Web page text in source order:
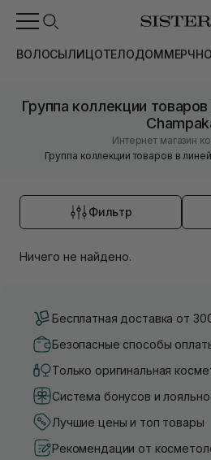
ВОЛОСЫЛИЦОТЕЛОДОММЕРЧ
Группа коллекции
Интернет магазин
Группа коллекции товаров в
Фильтр
Ничего не найдено.
Бесплатная доставка от
Безопасные способы
Только оригинальная
Система бонусов и
Лучшие цены и топ товары
Рекомендации от